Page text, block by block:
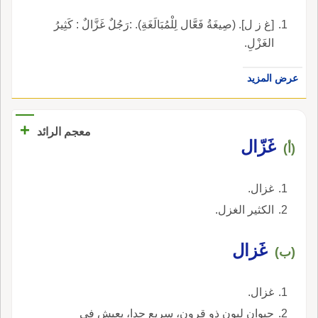
[غ ز ل]. (صِيغَةُ فَعَّال لِلْمُبَالَغَةِ). :رَجُلٌ غَزَّالٌ : كَثِيرُ
الغَزْلِ.
عرض المزيد
معجم الرائد +
(أ) غَزّال
غزال.
الكثير الغزل.
(ب) غَزال
غزال.
حيوان لبون ذو قرون، سريع جدا، يعيش في